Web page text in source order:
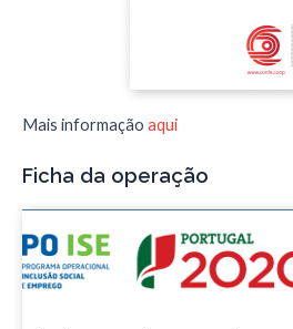
Mais informação aqui
Ficha da operação